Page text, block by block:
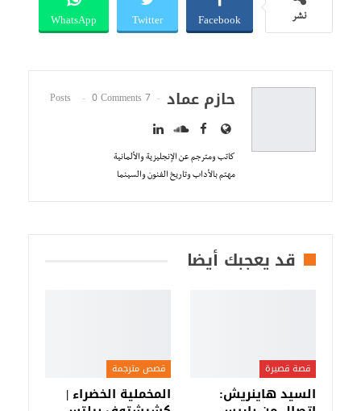
نشر Facebook
Twitter
WhatsApp
حازم عماد 7 Posts
0 Comments
كاتب ومترجم عن الإنجليزية والألمانية
مهتم بالأداب وتاريخ الفنون والسينما
قد يعجبك أيضا
قصة قصيرة
السيد هاينريش:
قصص مترجمة
المخملية الخضراء |